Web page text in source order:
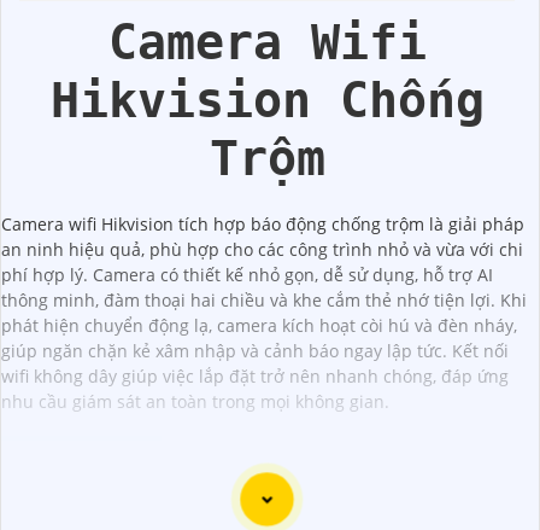
Camera Wifi
Hikvision Chống
Trộm
Camera wifi Hikvision tích hợp báo động chống trộm là giải pháp
an ninh hiệu quả, phù hợp cho các công trình nhỏ và vừa với chi
phí hợp lý. Camera có thiết kế nhỏ gọn, dễ sử dụng, hỗ trợ AI
thông minh, đàm thoại hai chiều và khe cắm thẻ nhớ tiện lợi. Khi
phát hiện chuyển động lạ, camera kích hoạt còi hú và đèn nháy,
giúp ngăn chặn kẻ xâm nhập và cảnh báo ngay lập tức. Kết nối
wifi không dây giúp việc lắp đặt trở nên nhanh chóng, đáp ứng
nhu cầu giám sát an toàn trong mọi không gian.